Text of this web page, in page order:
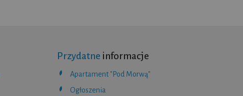
Przydatne informacje
Apartament "Pod Morwą"
Ogłoszenia